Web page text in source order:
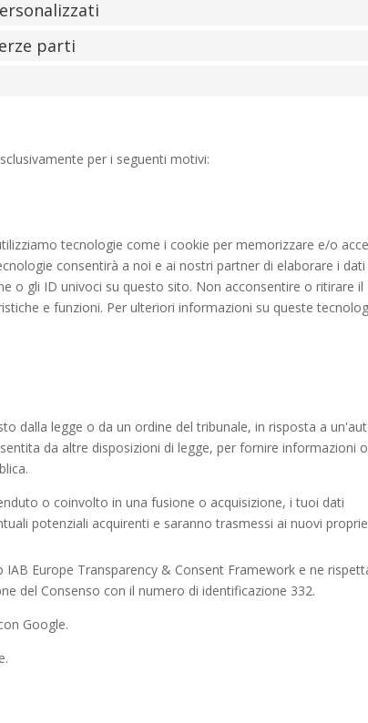
parti
per i seguenti motivi:
tecnologie come i cookie per memorizzare e/o
consentirà a noi e ai nostri partner di elaborare i dati
o gli ID univoci su questo sito. Non acconsentire o ritirare il
e funzioni. Per ulteriori informazioni su queste
dalla legge o da un ordine del tribunale, in risposta a
da altre disposizioni di legge, per fornire informazioni
o coinvolto in una fusione o acquisizione, i tuoi dati
potenziali acquirenti e saranno trasmessi ai nuovi
IAB Europe Transparency & Consent Framework e ne
del Consenso con il numero di identificazione 332.
Google.